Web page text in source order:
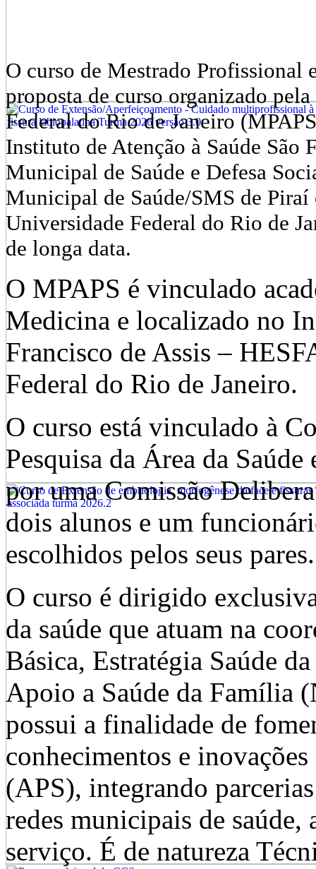
O curso de Mestrado Profissional
proposta de curso organizado
Federal do Rio de Janeiro
Instituto de Atenção à Saúde São
Municipal de Saúde e Defesa
Municipal de Saúde/SMS de
Universidade Federal do Rio de
de longa data.
O MPAPS é vinculado
Medicina e localizado no
Francisco de Assis –
Federal do Rio de Janeiro.
O curso está vinculado à
Pesquisa da Área da
por uma Comissão
dois alunos e um
escolhidos pelos seus pares.
O curso é dirigido
da saúde que atuam na
Básica, Estratégia Saúde
Apoio a Saúde da Família
possui a finalidade de
conhecimentos e
(APS), integrando
redes municipais de
serviço. É de natureza